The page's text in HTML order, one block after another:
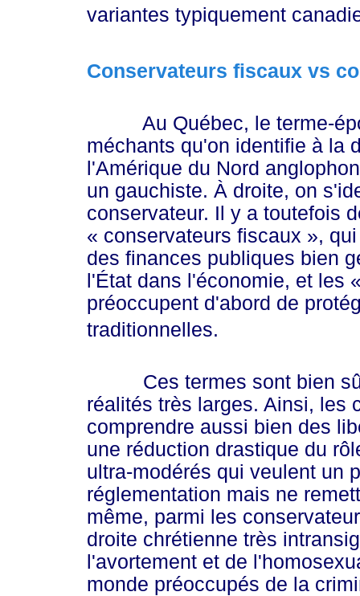
variantes typiquement
Conservateurs fiscaux vs
Au Québec, le terme-
méchants qu'on identifie à la
l'Amérique du Nord
un gauchiste. À droite, on
conservateur. Il y a toutefois
« conservateurs fiscaux »,
des finances publiques bien
l'État dans l'économie, et les
préoccupent d'abord de
traditionnelles.
Ces termes sont bien sûr
réalités très larges. Ainsi, les
comprendre aussi bien des
une réduction drastique du
ultra-modérés qui veulent un
réglementation mais ne
même, parmi les
droite chrétienne très
l'avortement et de
monde préoccupés de la